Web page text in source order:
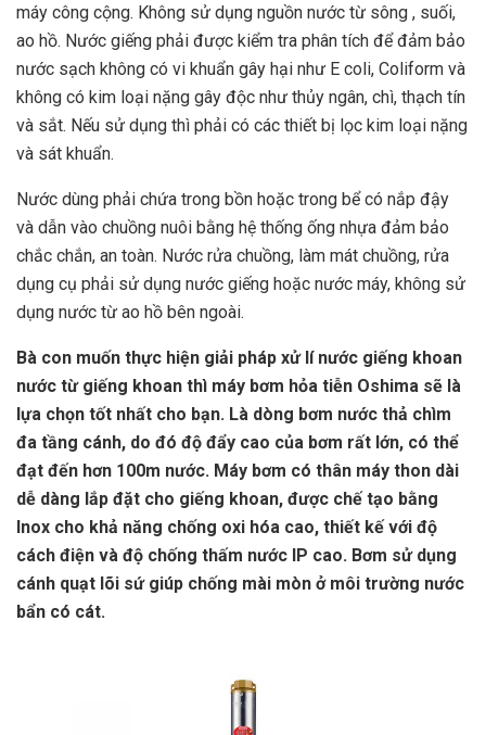
máy công cộng. Không sử dụng nguồn nước từ sông , suối,
ao hồ. Nước giếng phải được kiểm tra phân tích để đảm bảo
nước sạch không có vi khuẩn gây hại như E coli, Coliform và
không có kim loại nặng gây độc như thủy ngân, chì, thạch tín
và sắt. Nếu sử dụng thì phải có các thiết bị lọc kim loại nặng
và sát khuẩn.
Nước dùng phải chứa trong bồn hoặc trong bể có nắp đậy
và dẫn vào chuồng nuôi bằng hệ thống ống nhựa đảm bảo
chắc chắn, an toàn. Nước rửa chuồng, làm mát chuồng, rửa
dụng cụ phải sử dụng nước giếng hoặc nước máy, không sử
dụng nước từ ao hồ bên ngoài.
Bà con muốn thực hiện giải pháp xử lí nước giếng khoan
nước từ giếng khoan thì máy bơm hỏa tiễn Oshima sẽ là
lựa chọn tốt nhất cho bạn. Là dòng bơm nước thả chìm
đa tầng cánh, do đó độ đẩy cao của bơm rất lớn, có thể
đạt đến hơn 100m nước. Máy bơm có thân máy thon dài
dễ dàng lắp đặt cho giếng khoan, được chế tạo bằng
Inox cho khả năng chống oxi hóa cao, thiết kế với độ
cách điện và độ chống thấm nước IP cao. Bơm sử dụng
cánh quạt lõi sứ giúp chống mài mòn ở môi trường nước
bẩn có cát.